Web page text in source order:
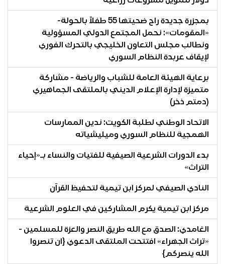
بمجزرة جديدة راح ضحيتها 55 طفلاً بالحولة-
«المقومات»: نحمل المجتمع الدولي المسؤولية
ونطالب مجلس التعاون الخليجي بالتحرك الفوري
لإيقاف عربدة النظام السوري
برعاية الهيئة العامة للشباب والرياضة - مشاركة
متميزة لإدارة الإعلام الديني بالملتقى الجماهيري
(دمتم ذخر)
الاتحاد الوطني لطلبة الكويت: ندين الممارسات
الهمجية للنظام السوري وميليشياته
بدء الدورات الشرعية الصيفية للفتيات والنساء بـ«إحياء
التراث»
النادي الصيفي لمركز ابن تيمية لتحفيظ القرآن
مركز ابن تيمية يكرم المشاركين في العلوم الشرعية
الغامدي: الصدق مع الله طريق النصر والعزة للمسلمين -
«تراث الجهراء» افتتحت الملتقى الدعوي {ان تنصروا
الله ينصركم}